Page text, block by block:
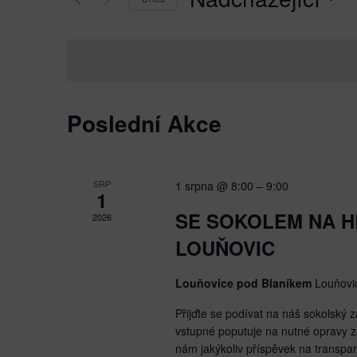
AKCE
Poslední Akce
SRP
1
2026
1 srpna @ 8:00 – 9:00
SE SOKOLEM NA
LOUŇOVIC
Louňovice pod Blaníkem
Přijďte se podívat na náš sokolský
vstupné poputuje na nutné opravy
nám jakýkoliv příspěvek na